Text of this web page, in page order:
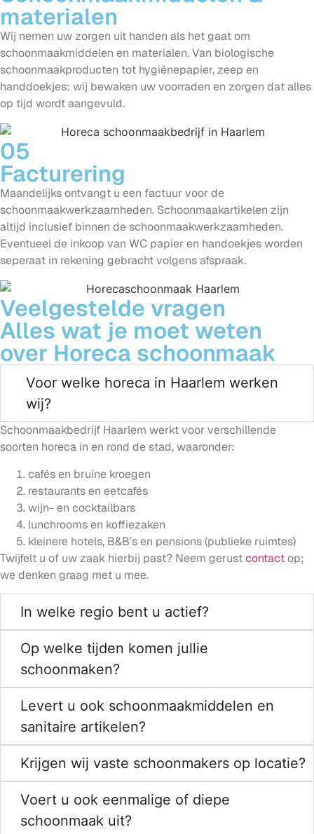
materialen
Wij nemen uw zorgen uit handen als het gaat om
schoonmaakmiddelen en materialen. Van biologische
schoonmaakproducten tot hygiënepapier, zeep en
handdoekjes: wij bewaken uw voorraden en zorgen dat alles
op tijd wordt aangevuld.
05
Facturering
Maandelijks ontvangt u een factuur voor de
schoonmaakwerkzaamheden. Schoonmaakartikelen zijn
altijd inclusief binnen de schoonmaakwerkzaamheden.
Eventueel de inkoop van WC papier en handoekjes worden
seperaat in rekening gebracht volgens afspraak.
Veelgestelde vragen
Alles wat je moet weten
over Horeca schoonmaak
Voor welke horeca in Haarlem werken
wij?
Schoonmaakbedrijf Haarlem werkt voor verschillende
soorten horeca in en rond de stad, waaronder:
cafés en bruine kroegen
restaurants en eetcafés
wijn- en cocktailbars
lunchrooms en koffiezaken
kleinere hotels, B&B’s en pensions (publieke ruimtes)
Twijfelt u of uw zaak hierbij past? Neem gerustcontactop;
we denken graag met u mee.
In welke regio bent u actief?
Op welke tijden komen jullie
schoonmaken?
Levert u ook schoonmaakmiddelen en
sanitaire artikelen?
Krijgen wij vaste schoonmakers op locatie?
Voert u ook eenmalige of diepe
schoonmaak uit?